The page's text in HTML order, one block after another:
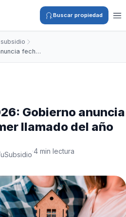
Buscar propiedad
fech…
Gobierno anuncia
llamado del año
·4 min lectura